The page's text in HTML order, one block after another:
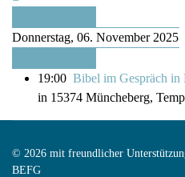
Donnerstag, 06. November 2025
19:00 Bibel im Gespräch in
in 15374 Müncheberg,
© 2026 mit freundlicher
BEFG